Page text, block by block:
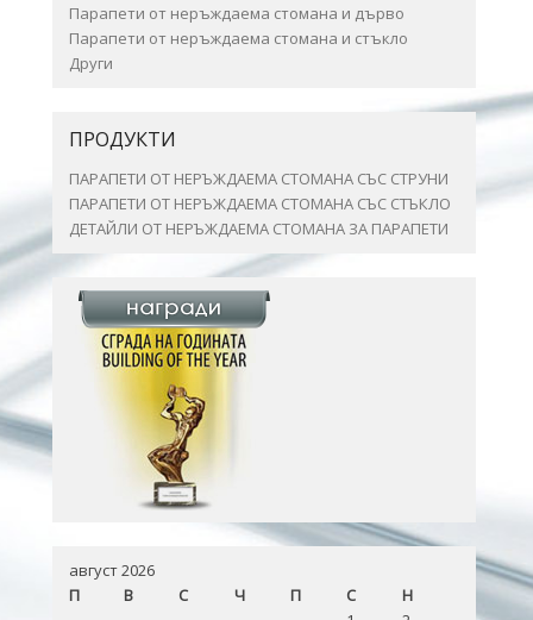
Парапети от неръждаема стомана и дърво
Парапети от неръждаема стомана и стъкло
Други
ПРОДУКТИ
ПАРАПЕТИ ОТ НЕРЪЖДАЕМА СТОМАНА СЪС СТРУНИ
ПАРАПЕТИ ОТ НЕРЪЖДАЕМА СТОМАНА СЪС СТЪКЛО
ДЕТАЙЛИ ОТ НЕРЪЖДАЕМА СТОМАНА ЗА ПАРАПЕТИ
август 2026
П
В С Ч П С
Н